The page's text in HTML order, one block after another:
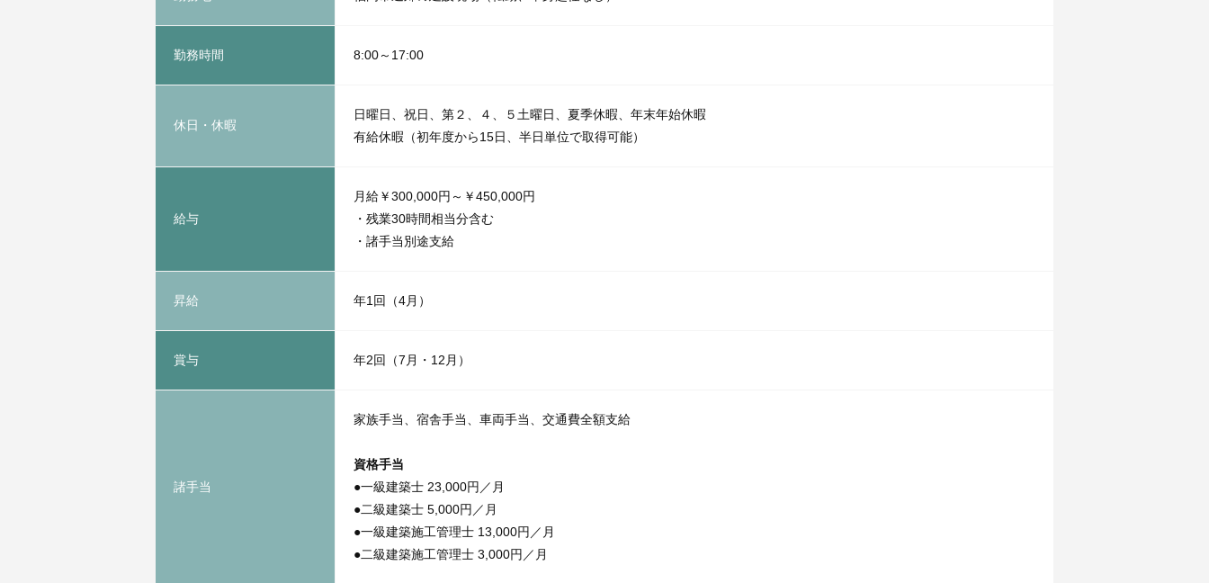
勤務時間 8:00～17:00
休日・休暇
日曜日、祝日、第２、４、５土曜日、夏季休暇、年末年始休暇
有給休暇（初年度から15日、半日単位で取得可能）
給与
月給￥300,000円～￥450,000円
・残業30時間相当分含む
・諸手当別途支給
昇給 年1回（4月）
賞与 年2回（7月・12月）
諸手当
家族手当、宿舎手当、車両手当、交通費全額支給
資格手当
●一級建築士 23,000円／月
●二級建築士 5,000円／月
●一級建築施工管理士 13,000円／月
●二級建築施工管理士 3,000円／月